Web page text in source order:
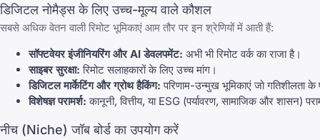
डिजिटल नोमैड्स के लिए उच्च-मूल्य वाले कौशल
सबसे अधिक वेतन वाली रिमोट भूमिकाएं आम तौर पर इन श्रेणियों में आती हैं:
सॉफ्टवेयर इंजीनियरिंग और AI डेवलपमेंट: अभी भी रिमोट वर्क का राजा है।
साइबर सुरक्षा: रिमोट सलाहकारों के लिए उच्च मांग।
डिजिटल मार्केटिंग और ग्रोथ हैकिंग: परिणाम-उन्मुख भूमिकाएं जो गतिशीलता के
विशेषज्ञ परामर्श: कानूनी, वित्तीय, या ESG (पर्यावरण, सामाजिक और शासन)
नीच (Niche) जॉब बोर्ड का उपयोग करें